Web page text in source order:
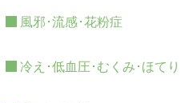
風邪･流感･花粉症
冷え･低血圧･むくみ･ほてり